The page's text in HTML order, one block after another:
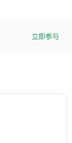
立即参与